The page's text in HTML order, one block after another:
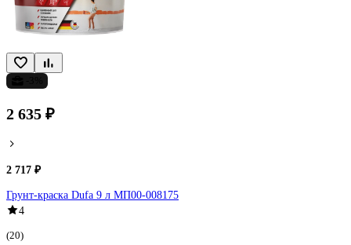
2 635 ₽
2 717 ₽
Грунт-краска Dufa 9 л МП00-008175
4
(20)